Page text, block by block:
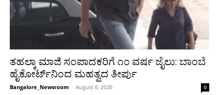
ತಹಲ್ಕಾ ಮಾಜಿ ಸಂಪಾದಕರಿಗೆ ೧೦ ವರ್ಷ ಜೈಲು: ಬಾಂಬೆ
ಹೈಕೋರ್ಟ್‌ನಿಂದ ಮಹತ್ವದ ತೀರ್ಪು
Bangalore_Newsroom - August 6, 2026 0